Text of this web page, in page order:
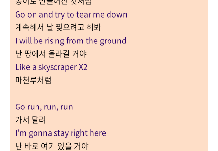
Go on and try to tear me down
계속해서 날 찢으려고 해봐
I will be rising from the ground
난 땅에서 올라갈 거야
Like a skyscraper X2
마천루처럼
Go run, run, run
가서 달려
I'm gonna stay right here
난 바로 여기 있을 거야